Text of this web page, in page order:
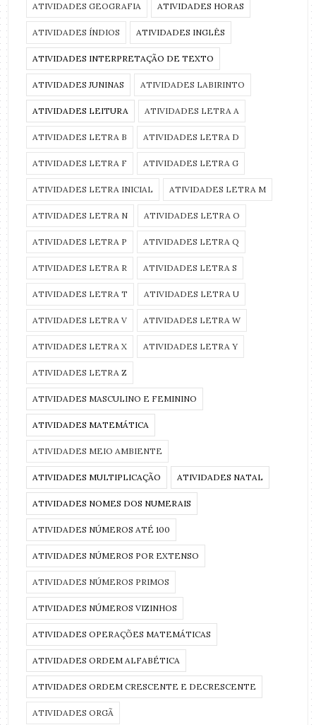
ATIVIDADES GEOGRAFIA ATIVIDADES HORAS
ATIVIDADES ÍNDIOS ATIVIDADES INGLÊS
ATIVIDADES INTERPRETAÇÃO DE TEXTO
ATIVIDADES JUNINAS ATIVIDADES LABIRINTO
ATIVIDADES LEITURA ATIVIDADES LETRA A
ATIVIDADES LETRA B ATIVIDADES LETRA D
ATIVIDADES LETRA F ATIVIDADES LETRA G
ATIVIDADES LETRA INICIAL ATIVIDADES LETRA M
ATIVIDADES LETRA N ATIVIDADES LETRA O
ATIVIDADES LETRA P ATIVIDADES LETRA Q
ATIVIDADES LETRA R ATIVIDADES LETRA S
ATIVIDADES LETRA T ATIVIDADES LETRA U
ATIVIDADES LETRA V ATIVIDADES LETRA W
ATIVIDADES LETRA X ATIVIDADES LETRA Y
ATIVIDADES LETRA Z
ATIVIDADES MASCULINO E FEMININO
ATIVIDADES MATEMÁTICA
ATIVIDADES MEIO AMBIENTE
ATIVIDADES MULTIPLICAÇÃO ATIVIDADES NATAL
ATIVIDADES NOMES DOS NUMERAIS
ATIVIDADES NÚMEROS ATÉ 100
ATIVIDADES NÚMEROS POR EXTENSO
ATIVIDADES NÚMEROS PRIMOS
ATIVIDADES NÚMEROS VIZINHOS
ATIVIDADES OPERAÇÕES MATEMÁTICAS
ATIVIDADES ORDEM ALFABÉTICA
ATIVIDADES ORDEM CRESCENTE E DECRESCENTE
ATIVIDADES ORGÃ